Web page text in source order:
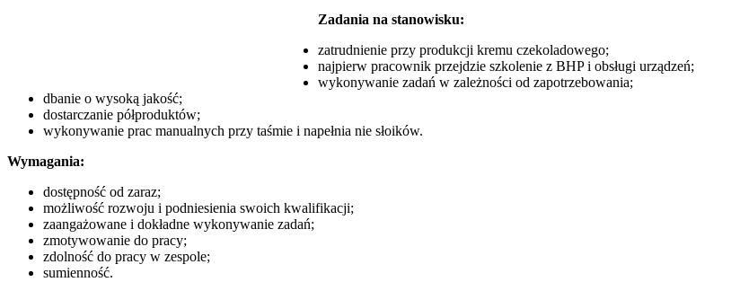
Zadania na stanowisku:
zatrudnienie przy produkcji kremu czekoladowego;
najpierw pracownik przejdzie szkolenie z BHP i obsługi urządzeń;
wykonywanie zadań w zależności od zapotrzebowania;
dbanie o wysoką jakość;
dostarczanie półproduktów;
wykonywanie prac manualnych przy taśmie i napełnia nie słoików.
Wymagania:
dostępność od zaraz;
możliwość rozwoju i podniesienia swoich kwalifikacji;
zaangażowane i dokładne wykonywanie zadań;
zmotywowanie do pracy;
zdolność do pracy w zespole;
sumienność.